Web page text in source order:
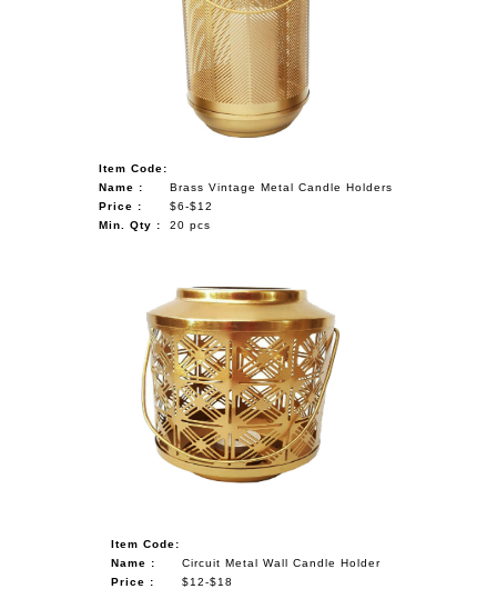
Item Code:
Name :
Brass Vintage Metal Candle Holders
Price :
$6-$12
Min. Qty :
20 pcs
Item Code:
Name :
Circuit Metal Wall Candle Holder
Price :
$12-$18